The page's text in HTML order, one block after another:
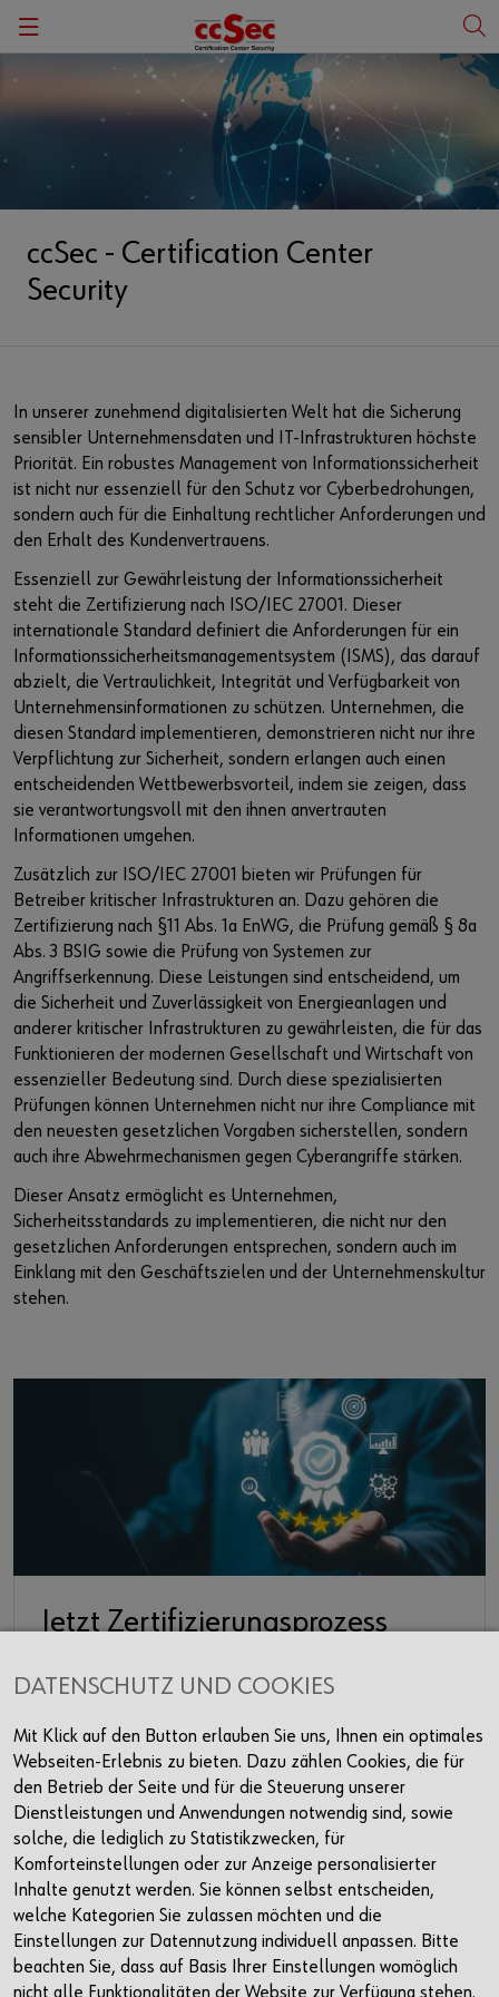
IT-Sicherheitskatalog / EnWG
KRITIS
Systeme zur Angriffserkennung
English
ccSec - Certification Center
Security
In unserer zunehmend digitalisierten Welt hat die Sicherung
sensibler Unternehmensdaten und IT-Infrastrukturen höchste
Priorität. Ein robustes Management von Informationssicherheit
ist nicht nur essenziell für den Schutz vor Cyberbedrohungen,
sondern auch für die Einhaltung rechtlicher Anforderungen und
den Erhalt des Kundenvertrauens.
Essenziell zur Gewährleistung der Informationssicherheit
steht die Zertifizierung nach ISO/IEC 27001. Dieser
internationale Standard definiert die Anforderungen für ein
Informationssicherheitsmanagementsystem (ISMS), das darauf
abzielt, die Vertraulichkeit, Integrität und Verfügbarkeit von
Unternehmensinformationen zu schützen. Unternehmen, die
diesen Standard implementieren, demonstrieren nicht nur ihre
Verpflichtung zur Sicherheit, sondern erlangen auch einen
entscheidenden Wettbewerbsvorteil, indem sie zeigen, dass
sie verantwortungsvoll mit den ihnen anvertrauten
Informationen umgehen.
Zusätzlich zur ISO/IEC 27001 bieten wir Prüfungen für
Betreiber kritischer Infrastrukturen an. Dazu gehören die
Zertifizierung nach §11 Abs. 1a EnWG, die Prüfung gemäß § 8a
Abs. 3 BSIG sowie die Prüfung von Systemen zur
Angriffserkennung. Diese Leistungen sind entscheidend, um
die Sicherheit und Zuverlässigkeit von Energieanlagen und
anderer kritischer Infrastrukturen zu gewährleisten, die für das
Funktionieren der modernen Gesellschaft und Wirtschaft von
essenzieller Bedeutung sind. Durch diese spezialisierten
Prüfungen können Unternehmen nicht nur ihre Compliance mit
den neuesten gesetzlichen Vorgaben sicherstellen, sondern
auch ihre Abwehrmechanismen gegen Cyberangriffe stärken.
Dieser Ansatz ermöglicht es Unternehmen,
Sicherheitsstandards zu implementieren, die nicht nur den
gesetzlichen Anforderungen entsprechen, sondern auch im
Einklang mit den Geschäftszielen und der Unternehmenskultur
stehen.
Jetzt Zertifizierungsprozess
"Nicht zuletzt wegen zunehmender
Cyberbedrohungen wird es immer
wichtiger, Risiken in IT und Datenhaltung
zu erkennen und Schwachstellen
proaktiv zu eliminieren. Der weltweit
anerkannte Standard auf diesem Gebiet
ist ISO/IEC 27001. Diese Norm definiert
die Anforderungen, die an die
Einführung, Umsetzung, Dokumentation
DATENSCHUTZ UND COOKIES
Mit Klick auf den Button erlauben Sie uns, Ihnen ein optimales
Webseiten-Erlebnis zu bieten. Dazu zählen Cookies, die für
den Betrieb der Seite und für die Steuerung unserer
Dienstleistungen und Anwendungen notwendig sind, sowie
solche, die lediglich zu Statistikzwecken, für
Komforteinstellungen oder zur Anzeige personalisierter
Inhalte genutzt werden. Sie können selbst entscheiden,
welche Kategorien Sie zulassen möchten und die
Einstellungen zur Datennutzung individuell anpassen. Bitte
beachten Sie, dass auf Basis Ihrer Einstellungen womöglich
nicht alle Funktionalitäten der Website zur Verfügung stehen.